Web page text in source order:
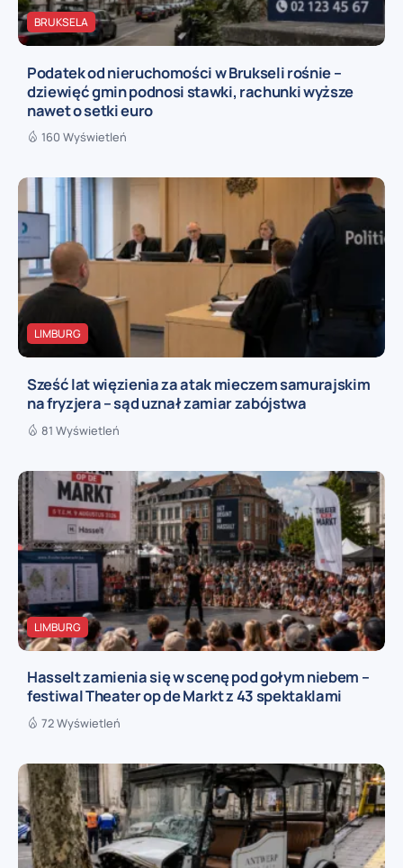
BRUKSELA
Podatek od nieruchomości w Brukseli rośnie –
dziewięć gmin podnosi stawki, rachunki wyższe
nawet o setki euro
160 Wyświetleń
LIMBURG
Sześć lat więzienia za atak mieczem samurajskim
na fryzjera – sąd uznał zamiar zabójstwa
81 Wyświetleń
LIMBURG
Hasselt zamienia się w scenę pod gołym niebem –
festiwal Theater op de Markt z 43 spektaklami
72 Wyświetleń